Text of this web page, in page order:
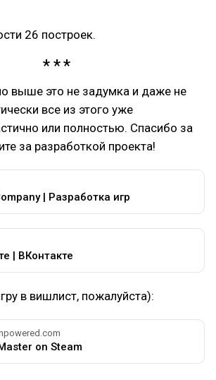
26 построек.
выше это не задумка и даже не
все из этого уже
или полностью. Спасибо за
за разработкой проекта!
| Разработка игр
| ВКонтакте
в вишлист, пожалуйста):
on Steam